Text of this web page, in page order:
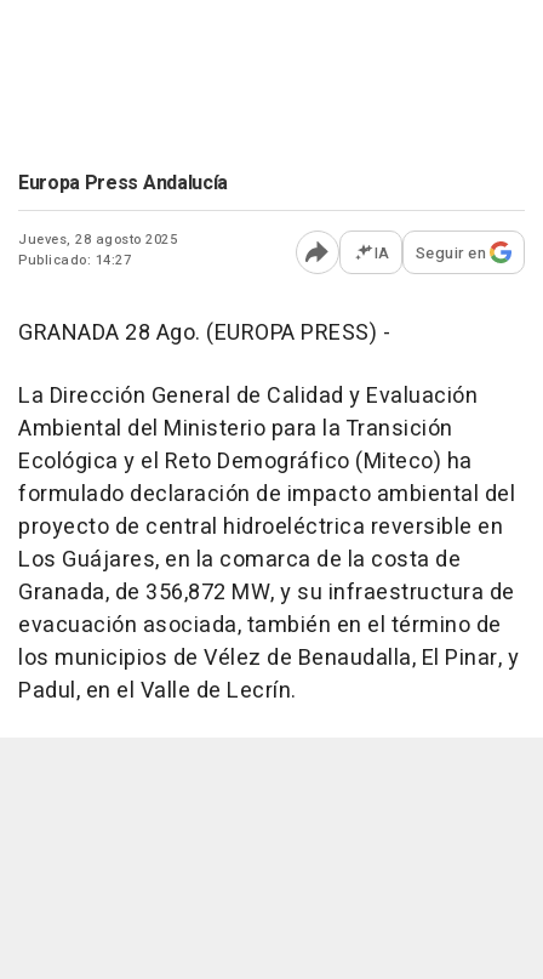
Europa Press Andalucía
Jueves, 28 agosto 2025
Publicado: 14:27
Abrir opciones para
IA Seguir en
GRANADA 28 Ago. (EUROPA PRESS) -
La Dirección General de Calidad y Evaluación
Ambiental del Ministerio para la Transición
Ecológica y el Reto Demográfico (Miteco) ha
formulado declaración de impacto ambiental del
proyecto de central hidroeléctrica reversible en
Los Guájares, en la comarca de la costa de
Granada, de 356,872 MW, y su infraestructura de
evacuación asociada, también en el término de
los municipios de Vélez de Benaudalla, El Pinar, y
Padul, en el Valle de Lecrín.